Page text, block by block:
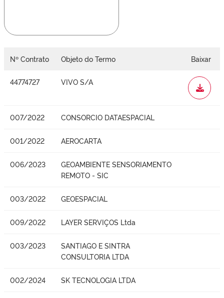
Nº Contrato Objeto do Termo Baixar
44774727 VIVO S/A
WORD
007/2022 CONSORCIO DATAESPACIAL
001/2022 AEROCARTA
006/2023
GEOAMBIENTE SENSORIAMENTO
REMOTO - SIC
003/2022 GEOESPACIAL
009/2022 LAYER SERVIÇOS Ltda
003/2023
SANTIAGO E SINTRA
CONSULTORIA LTDA
002/2024 SK TECNOLOGIA LTDA